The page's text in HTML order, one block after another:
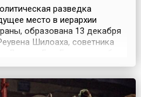
место в иерархии
образована 13 декабря
Шилоаха, советника
«Шай» военной
дел, службы общей